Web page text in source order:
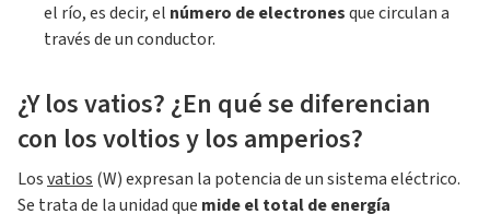
el río, es decir, el número de electronesque circulan a
través de un conductor.
¿Y los vatios? ¿En qué se diferencian
con los voltios y los amperios?
Losvatios (W) expresan la potencia de un sistema eléctrico.
Se trata de la unidad que mide el total de energía